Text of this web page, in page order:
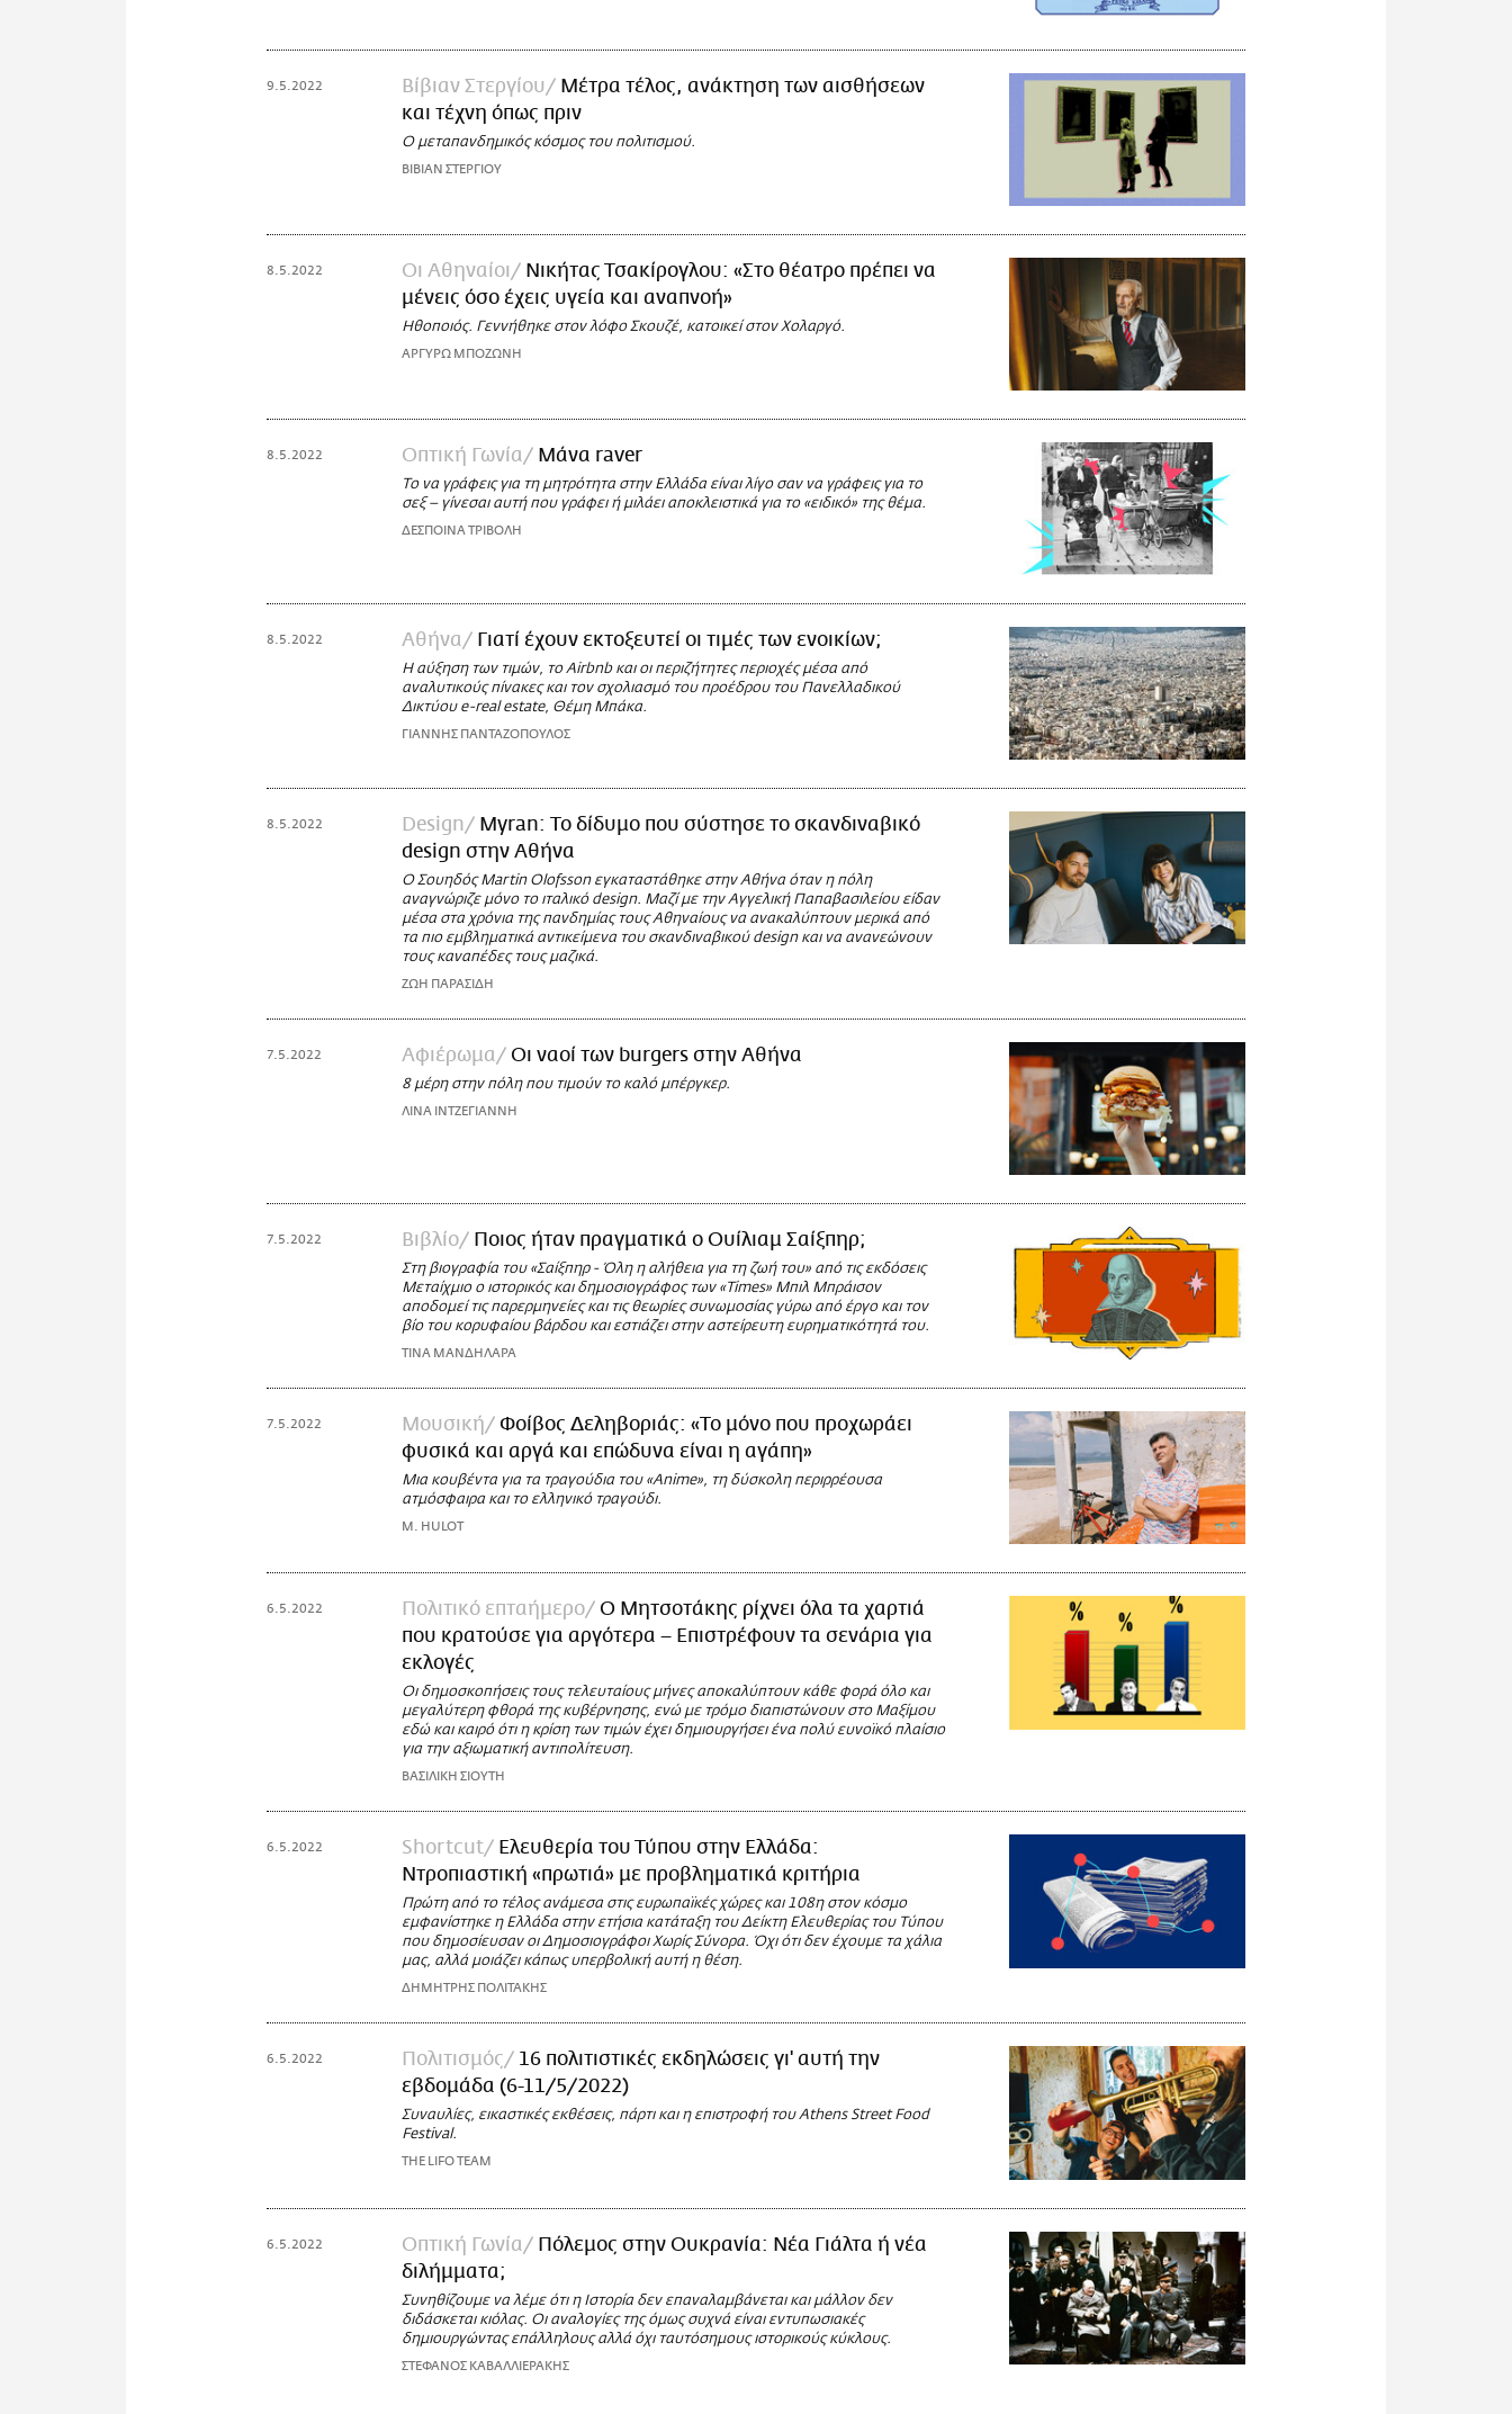
9.5.2022 Bίβιαν Στεργίου
Μέτρα τέλος, ανάκτηση των αισθήσεων
και τέχνη όπως πριν
Ο μεταπανδημικός κόσμος του πολιτισμού.
ΒΙΒΙΑΝ ΣΤΕΡΓΙΟΥ
8.5.2022 Οι Αθηναίοι
Νικήτας Τσακίρογλου: «Στο θέατρο πρέπει να
μένεις όσο έχεις υγεία και αναπνοή»
Ηθοποιός. Γεννήθηκε στον λόφο Σκουζέ, κατοικεί στον Χολαργό.
ΑΡΓΥΡΩ ΜΠΟΖΩΝΗ
8.5.2022 Οπτική Γωνία Μάνα raver
Το να γράφεις για τη μητρότητα στην Ελλάδα είναι λίγο σαν να γράφεις για το
σεξ – γίνεσαι αυτή που γράφει ή μιλάει αποκλειστικά για το «ειδικό» της θέμα.
ΔΕΣΠΟΙΝΑ ΤΡΙΒΟΛΗ
8.5.2022 Αθήνα Γιατί έχουν εκτοξευτεί οι τιμές των ενοικίων;
Η αύξηση των τιμών, το Airbnb και οι περιζήτητες περιοχές μέσα από
αναλυτικούς πίνακες και τον σχολιασμό του προέδρου του Πανελλαδικού
Δικτύου e-real estate, Θέμη Μπάκα.
ΓΙΑΝΝΗΣ ΠΑΝΤΑΖΟΠΟΥΛΟΣ
8.5.2022 Design
Myran: Το δίδυμο που σύστησε το σκανδιναβικό
design στην Αθήνα
Ο Σουηδός Martin Olofsson εγκαταστάθηκε στην Αθήνα όταν η πόλη
αναγνώριζε μόνο το ιταλικό design. Μαζί με την Αγγελική Παπαβασιλείου είδαν
μέσα στα χρόνια της πανδημίας τους Αθηναίους να ανακαλύπτουν μερικά από
τα πιο εμβληματικά αντικείμενα του σκανδιναβικού design και να ανανεώνουν
τους καναπέδες τους μαζικά.
ΖΩΗ ΠΑΡΑΣΙΔΗ
7.5.2022 Αφιέρωμα Oι ναοί των burgers στην Αθήνα
8 μέρη στην πόλη που τιμούν το καλό μπέργκερ.
ΛΙΝΑ ΙΝΤΖΕΓΙΑΝΝΗ
7.5.2022 Βιβλίο Ποιος ήταν πραγματικά ο Ουίλιαμ Σαίξπηρ;
Στη βιογραφία του «Σαίξπηρ - Όλη η αλήθεια για τη ζωή του» από τις εκδόσεις
Μεταίχμιο ο ιστορικός και δημοσιογράφος των «Times» Μπιλ Μπράισον
αποδομεί τις παρερμηνείες και τις θεωρίες συνωμοσίας γύρω από έργο και τον
βίο του κορυφαίου βάρδου και εστιάζει στην αστείρευτη ευρηματικότητά του.
ΤΙΝΑ ΜΑΝΔΗΛΑΡΑ
7.5.2022 Μουσική
Φοίβος Δεληβοριάς: «Το μόνο που προχωράει
φυσικά και αργά και επώδυνα είναι η αγάπη»
Μια κουβέντα για τα τραγούδια του «Αnime», τη δύσκολη περιρρέουσα
ατμόσφαιρα και το ελληνικό τραγούδι.
M. HULOT
6.5.2022 Πολιτικό επταήμερο
Ο Μητσοτάκης ρίχνει όλα τα χαρτιά
που κρατούσε για αργότερα – Επιστρέφουν τα σενάρια για
εκλογές
Οι δημοσκοπήσεις τους τελευταίους μήνες αποκαλύπτουν κάθε φορά όλο και
μεγαλύτερη φθορά της κυβέρνησης, ενώ με τρόμο διαπιστώνουν στο Μαξίμου
εδώ και καιρό ότι η κρίση των τιμών έχει δημιουργήσει ένα πολύ ευνοϊκό πλαίσιο
για την αξιωματική αντιπολίτευση.
ΒΑΣΙΛΙΚΗ ΣΙΟΥΤΗ
6.5.2022 Shortcut
Ελευθερία του Τύπου στην Ελλάδα:
Ντροπιαστική «πρωτιά» με προβληματικά κριτήρια
Πρώτη από το τέλος ανάμεσα στις ευρωπαϊκές χώρες και 108η στον κόσμο
εμφανίστηκε η Ελλάδα στην ετήσια κατάταξη του Δείκτη Ελευθερίας του Τύπου
που δημοσίευσαν οι Δημοσιογράφοι Χωρίς Σύνορα. Όχι ότι δεν έχουμε τα χάλια
μας, αλλά μοιάζει κάπως υπερβολική αυτή η θέση.
ΔΗΜΗΤΡΗΣ ΠΟΛΙΤΑΚΗΣ
6.5.2022 Πολιτισμός
16 πολιτιστικές εκδηλώσεις γι' αυτή την
εβδομάδα (6-11/5/2022)
Συναυλίες, εικαστικές εκθέσεις, πάρτι και η επιστροφή του Athens Street Food
Festival.
THE LIFO TEAM
6.5.2022 Οπτική Γωνία
Πόλεμος στην Ουκρανία: Νέα Γιάλτα ή νέα
διλήμματα;
Συνηθίζουμε να λέμε ότι η Ιστορία δεν επαναλαμβάνεται και μάλλον δεν
διδάσκεται κιόλας. Οι αναλογίες της όμως συχνά είναι εντυπωσιακές
δημιουργώντας επάλληλους αλλά όχι ταυτόσημους ιστορικούς κύκλους.
ΣΤΕΦΑΝΟΣ ΚΑΒΑΛΛΙΕΡΑΚΗΣ